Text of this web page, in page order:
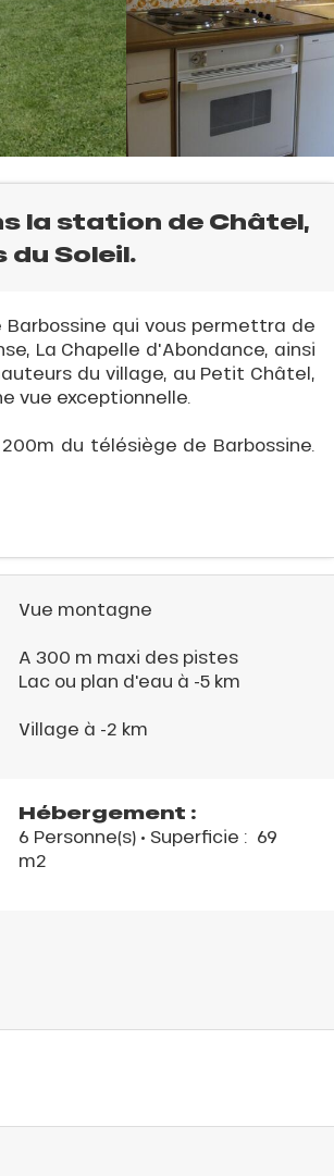
la station de Châtel,
du Soleil.
qui vous permettra de
La Chapelle d'Abondance, ainsi
du village, au Petit Châtel,
vue exceptionnelle.
du télésiège de Barbossine.
Vue montagne
A 300 m maxi des pistes
Lac ou plan d'eau à -5 km
Village à -2 km
Hébergement :
6 Personne(s) • Superficie : 69
m2